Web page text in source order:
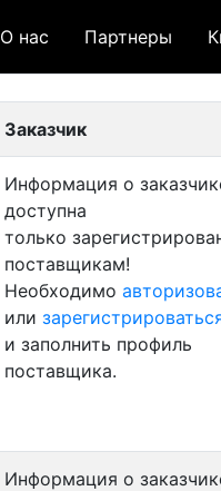
О нас Партнеры
Заказчик
Информация о
доступна
только
поставщикам!
Необходимо
или
и заполнить профиль
поставщика.
Информация о